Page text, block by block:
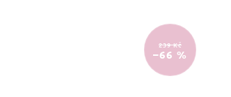
239 Kč
–66 %